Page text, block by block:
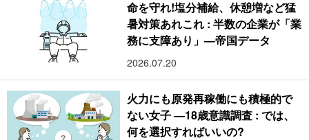
命を守れ!塩分補給、休憩増など猛
暑対策あれこれ : 半数の企業が「業
務に支障あり」―帝国データ
2026.07.20
火力にも原発再稼働にも積極的で
ない女子 ―18歳意識調査 : では、
何を選択すればいいの?